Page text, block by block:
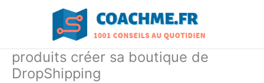
produits créer sa boutique de
DropShipping